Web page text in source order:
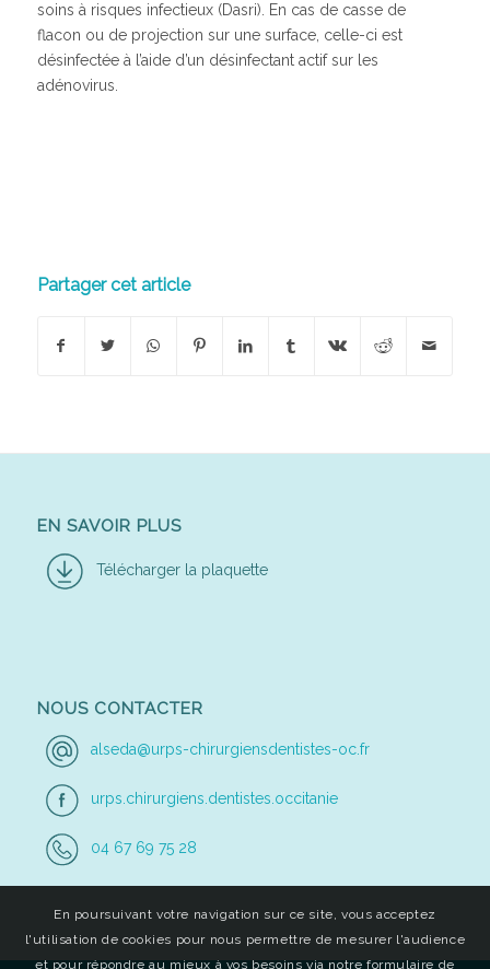
soins à risques infectieux (Dasri). En cas de casse de
flacon ou de projection sur une surface, celle-ci est
désinfectée à l’aide d’un désinfectant actif sur les
adénovirus.
Partager cet article
EN SAVOIR PLUS
Télécharger la plaquette
NOUS CONTACTER
alseda@urps-chirurgiensdentistes-oc.fr
urps.chirurgiens.dentistes.occitanie
04 67 69 75 28
En poursuivant votre navigation sur ce site, vous acceptez
l'utilisation de cookies pour nous permettre de mesurer l'audience
et pour répondre au mieux à vos besoins via notre formulaire de